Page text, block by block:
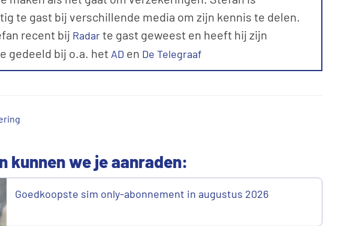
te gast bij verschillende media om zijn kennis te delen.
recent bij Radarte gast geweest en heeft hij zijn
gedeeld bij o.a. het AD en De Telegraaf
kunnen we je aanraden:
Goedkoopste sim only-abonnement in augustus 2026